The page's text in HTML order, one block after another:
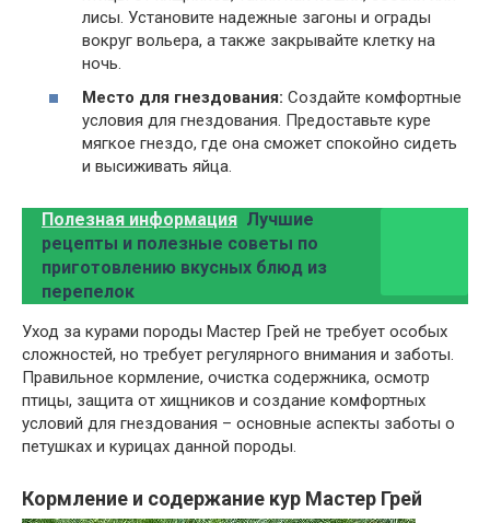
лисы. Установите надежные загоны и ограды
вокруг вольера, а также закрывайте клетку на
ночь.
Место для гнездования: Создайте комфортные
условия для гнездования. Предоставьте куре
мягкое гнездо, где она сможет спокойно сидеть
и высиживать яйца.
Полезная информация Лучшие
рецепты и полезные советы по
приготовлению вкусных блюд из
перепелок
Уход за курами породы Мастер Грей не требует особых
сложностей, но требует регулярного внимания и заботы.
Правильное кормление, очистка содержника, осмотр
птицы, защита от хищников и создание комфортных
условий для гнездования – основные аспекты заботы о
петушках и курицах данной породы.
Кормление и содержание кур Мастер Грей